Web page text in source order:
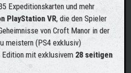
Expeditionskarten und mehr
PlayStation VR, die den Spieler
von Croft Manor in der
meistern (PS4 exklusiv)
Edition mit exklusivem 28 seitigen